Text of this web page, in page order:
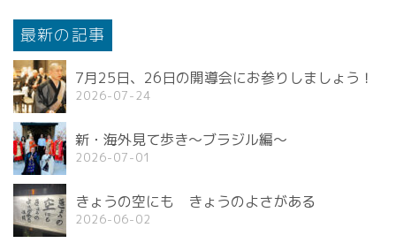
最新の記事
7月25日、26日の開導会にお参りしましょう！
2026-07-24
新・海外見て歩き〜ブラジル編〜
2026-07-01
きょうの空にも きょうのよさがある
2026-06-02